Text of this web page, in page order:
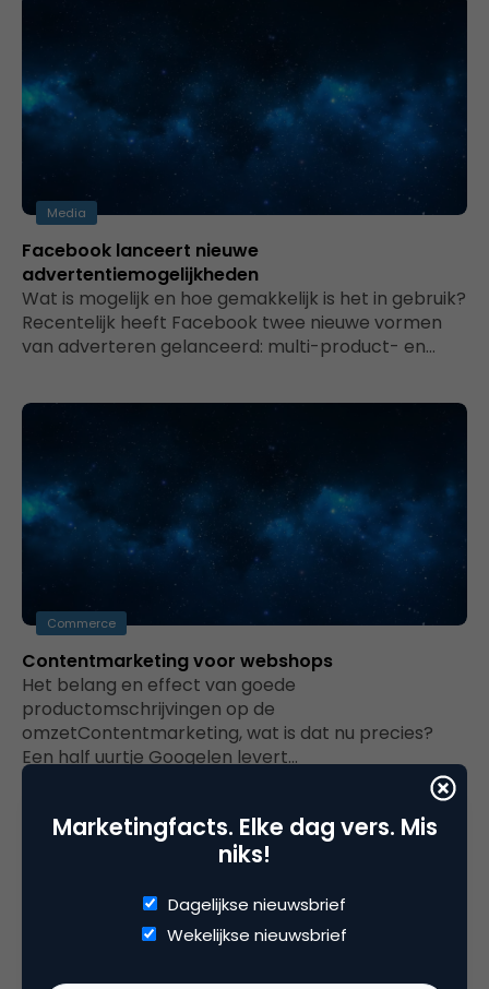
Media
Facebook lanceert nieuwe
advertentiemogelijkheden
Wat is mogelijk en hoe gemakkelijk is het in gebruik?
Recentelijk heeft Facebook twee nieuwe vormen
van adverteren gelanceerd: multi-product- en…
Commerce
Contentmarketing voor webshops
Het belang en effect van goede
productomschrijvingen op de
omzetContentmarketing, wat is dat nu precies?
Een half uurtje Googelen levert…
Marketingfacts. Elke dag vers. Mis
niks!
Dagelijkse nieuwsbrief
Wekelijkse nieuwsbrief